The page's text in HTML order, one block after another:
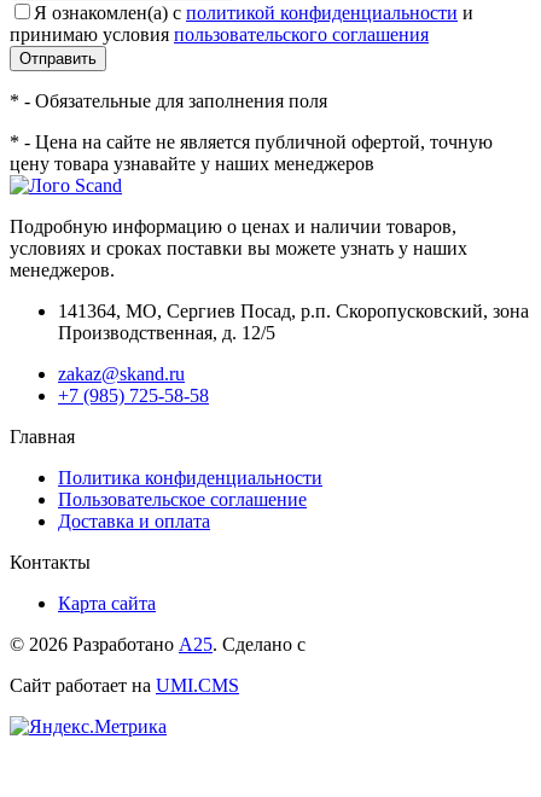
Я ознакомлен(а) с политикой конфиденциальности и
принимаю условия пользовательского соглашения
Отправить
* - Обязательные для заполнения поля
* - Цена на сайте не является публичной офертой, точную
цену товара узнавайте у наших менеджеров
Подробную информацию о ценах и наличии товаров,
условиях и сроках поставки вы можете узнать у наших
менеджеров.
141364, МО, Сергиев Посад, р.п. Скоропусковский, зона
Производственная, д. 12/5
zakaz@skand.ru
+7 (985) 725-58-58
Главная
Политика конфиденциальности
Пользовательское соглашение
Доставка и оплата
Контакты
Карта сайта
© 2026 Разработано А25. Сделано с
Сайт работает на UMI.CMS